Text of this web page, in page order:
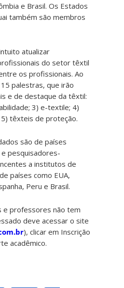
e Brasil. Os Estados
também são membros
atualizar
do setor têxtil
os profissionais. Ao
palestras, que irão
e de destaque da têxtil:
3) e-textile; 4)
têxteis de proteção.
são de países
pesquisadores-
a institutos de
países como EUA,
Peru e Brasil.
e professores não tem
deve acessar o site
), clicar em Inscrição
acadêmico.